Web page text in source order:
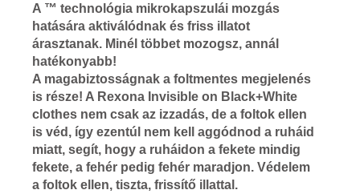
A ™ technológia mikrokapszulái mozgás
hatására aktiválódnak és friss illatot
árasztanak. Minél többet mozogsz, annál
hatékonyabb!
A magabiztosságnak a foltmentes megjelenés
is része! A Rexona Invisible on Black+White
clothes nem csak az izzadás, de a foltok ellen
is véd, így ezentúl nem kell aggódnod a ruháid
miatt, segít, hogy a ruháidon a fekete mindig
fekete, a fehér pedig fehér maradjon. Védelem
a foltok ellen, tiszta, frissítő illattal.